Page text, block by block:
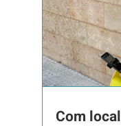
Com